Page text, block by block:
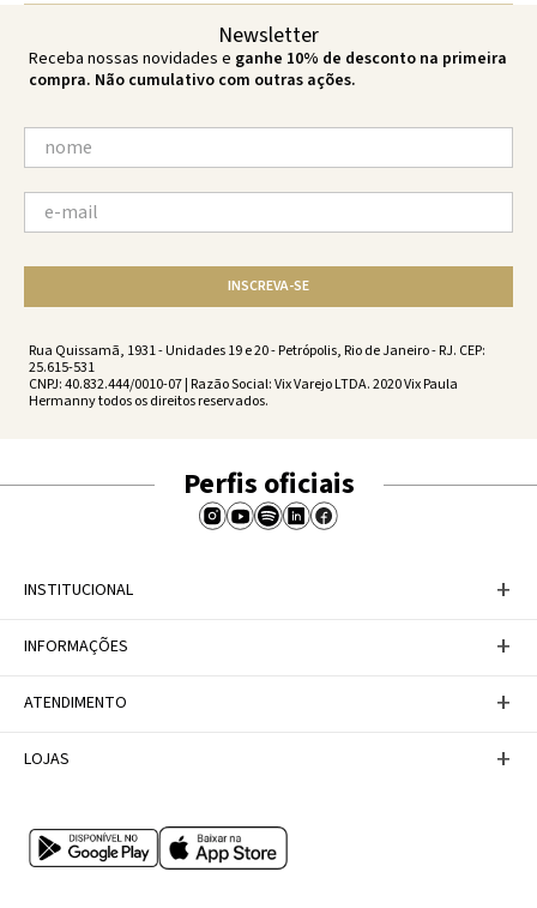
Newsletter
Receba nossas novidades e ganhe 10% de desconto na primeira
compra. Não cumulativo com outras ações.
INSCREVA-SE
Rua Quissamã, 1931 - Unidades 19 e 20 - Petrópolis, Rio de Janeiro - RJ. CEP:
25.615-531
CNPJ: 40.832.444/0010-07 | Razão Social: Vix Varejo LTDA. 2020 Vix Paula
Hermanny todos os direitos reservados.
Perfis oficiais
INSTITUCIONAL +
A Marca
Trabalhe conosco
INFORMAÇÕES +
Política de Privacidade
Tabela de Medidas
ATENDIMENTO +
Personal Shopper
LOJAS +
Multimarcas